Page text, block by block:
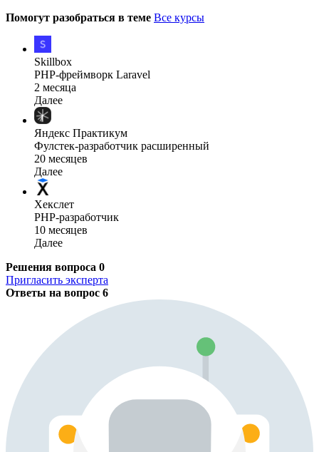
Помогут разобраться в теме Все курсы
Skillbox
PHP-фреймворк Laravel
2 месяца
Далее
Яндекс Практикум
Фулстек-разработчик расширенный
20 месяцев
Далее
Хекслет
PHP-разработчик
10 месяцев
Далее
Решения вопроса 0
Пригласить эксперта
Ответы на вопрос 6